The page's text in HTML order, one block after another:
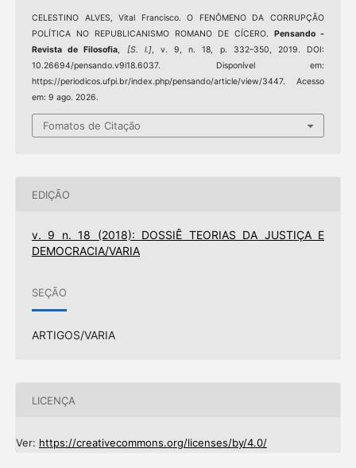
CELESTINO ALVES, Vital Francisco. O FENÔMENO DA CORRUPÇÃO
POLÍTICA NO REPUBLICANISMO ROMANO DE CÍCERO.Pensando -
Revista de Filosofia
[S. l.], v. 9, n. 18, p. 332–350, 2019. DOI:
10.26694/pensando.v9i18.6037. Disponível em:
https://periodicos.ufpi.br/index.php/pensando/article/view/3447. Acesso
em: 9 ago. 2026.
Fomatos de Citação
EDIÇÃO
v. 9 n. 18 (2018): DOSSIÊ TEORIAS DA JUSTIÇA E
DEMOCRACIA/VARIA
SEÇÃO
ARTIGOS/VARIA
LICENÇA
Ver: https://creativecommons.org/licenses/by/4.0/